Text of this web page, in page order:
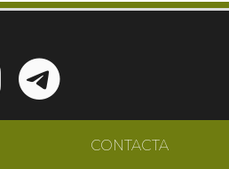
CONTACTA